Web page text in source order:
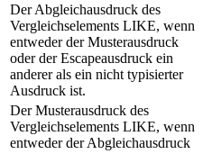
Der Abgleichausdruck des
Vergleichselements LIKE, wenn
entweder der Musterausdruck
oder der Escapeausdruck ein
anderer als ein nicht typisierter
Ausdruck ist.
Der Musterausdruck des
Vergleichselements LIKE, wenn
entweder der Abgleichausdruck